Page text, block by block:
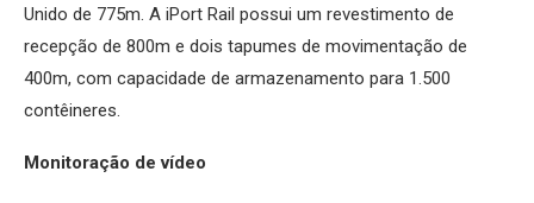
Unido de 775m. A iPort Rail possui um revestimento de
recepção de 800m e dois tapumes de movimentação de
400m, com capacidade de armazenamento para 1.500
contêineres.
Monitoração de vídeo